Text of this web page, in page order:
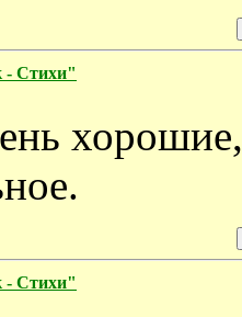
- Стихи"
- Стихи"